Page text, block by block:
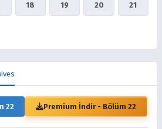
18 19 20 21
22 Premium İndir - Bölüm 22